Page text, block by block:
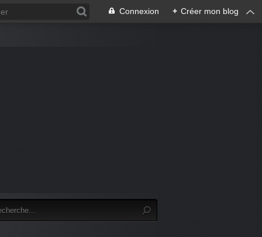
Connexion + Créer mon blog